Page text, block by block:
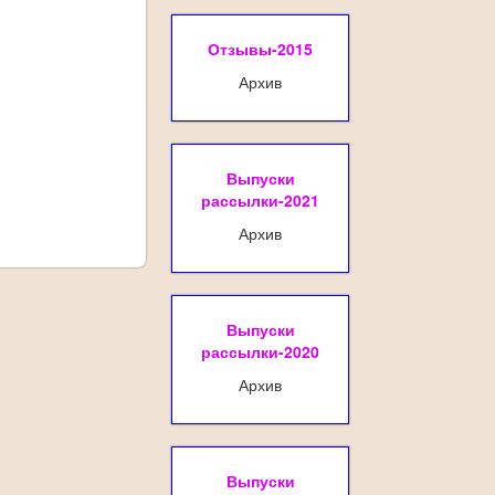
Отзывы-2015
Архив
Выпуски
рассылки-2021
Архив
Выпуски
рассылки-2020
Архив
Выпуски